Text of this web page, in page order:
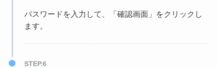
パスワードを入力して、「確認画面」をクリックし
ます。
STEP.6